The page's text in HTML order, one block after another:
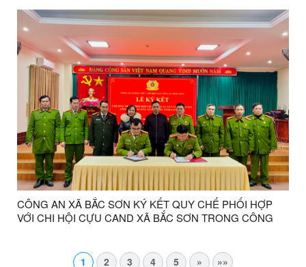
CÔNG AN XÃ BẮC SƠN KÝ KẾT QUY CHẾ PHỐI HỢP
VỚI CHI HỘI CỰU CAND XÃ BẮC SƠN TRONG CÔNG
1 2 3 4 5 » »»